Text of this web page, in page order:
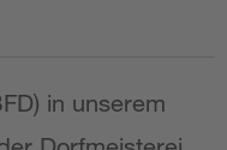
in unserem